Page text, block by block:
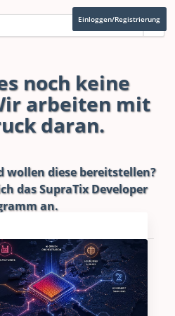
Einloggen/Registrierung
noch keine
arbeiten mit
daran.
wollen diese bereitstellen?
dasSupraTix Developer
an.